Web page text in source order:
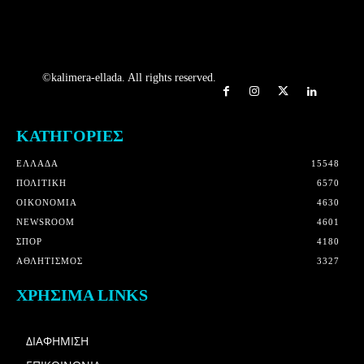
©kalimera-ellada. All rights reserved.
ΚΑΤΗΓΟΡΙΕΣ
ΕΛΛΑΔΑ
15548
ΠΟΛΙΤΙΚΗ
6570
OIKONOMIA
4630
NEWSROOM
4601
ΣΠΟΡ
4180
ΑΘΛΗΤΙΣΜΟΣ
3327
ΧΡΗΣΙΜΑ LINKS
ΔΙΑΦΗΜΙΣΗ